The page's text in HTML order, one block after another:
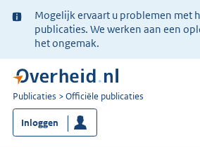
Ter
informatie:
Mogelijk ervaart u problemen met
publicaties. We werken aan een
het ongemak.
U
bent
nu
hier:
Publicaties Officiële publicaties
Inloggen